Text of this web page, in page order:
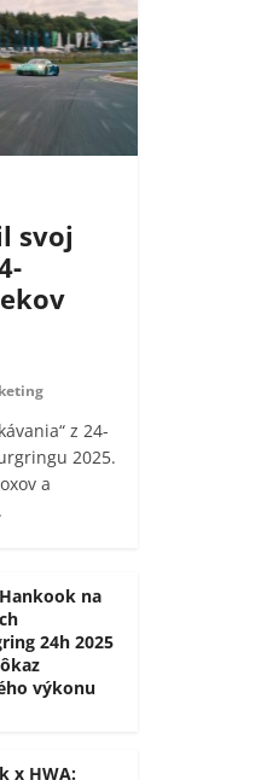
svoj
z 24-
2025.
a
na
24h 2025
výkonu
x HWA: